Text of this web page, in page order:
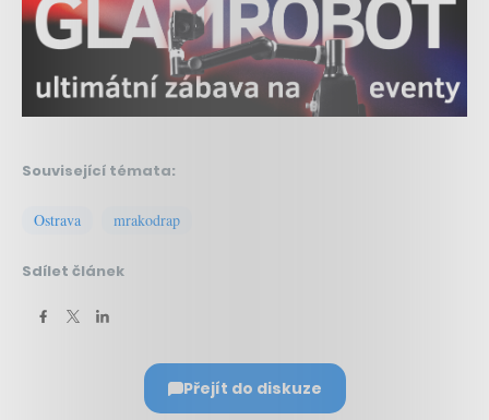
Související témata:
Ostrava mrakodrap
Sdílet článek
Přejít do diskuze